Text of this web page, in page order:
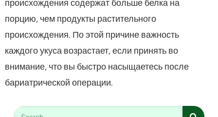
происхождения содержат больше белка на
порцию, чем продукты растительного
происхождения. По этой причине важность
каждого укуса возрастает, если принять во
внимание, что вы быстро насыщаетесь после
бариатрической операции.